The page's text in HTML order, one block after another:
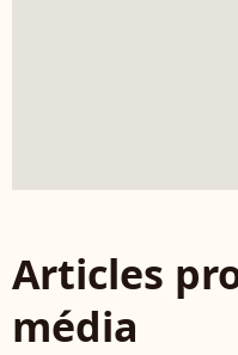
Articles
média